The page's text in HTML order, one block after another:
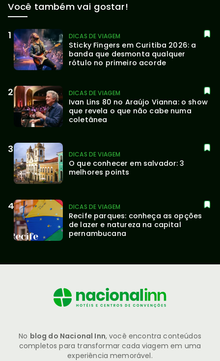
Você também vai gostar!
DICAS DE VIAGEM
Sticky Fingers em Curitiba 2026: a
banda que desmonta qualquer
rótulo no primeiro acorde
DICAS DE VIAGEM
Ivan Lins 80 no Araújo Vianna: o show
que revela o que não cabe numa
coletânea
DICAS DE VIAGEM
O que conhecer em salvador: 3
melhores points
DICAS DE VIAGEM
Recife parques: conheça as opções
de lazer e natureza na capital
pernambucana
No blog do Nacional Inn, você encontra conteúdos
completos para transformar cada viagem em uma
experiência memorável.